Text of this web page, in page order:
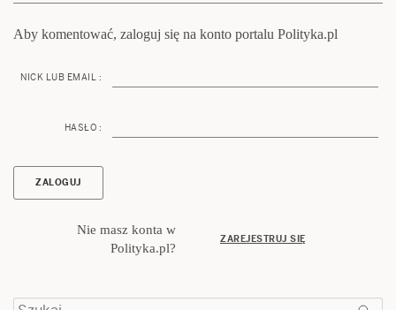
Aby komentować, zaloguj się na konto portalu Polityka.pl
NICK LUB EMAIL :
HASŁO :
Nie masz konta w
Polityka.pl?
ZAREJESTRUJ SIĘ
Szukaj: